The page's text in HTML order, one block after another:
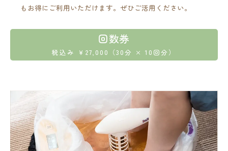
もお得にご利用いただけます。ぜひご活用ください。
回数券
税込み ￥27,000（30分 × 10回分）